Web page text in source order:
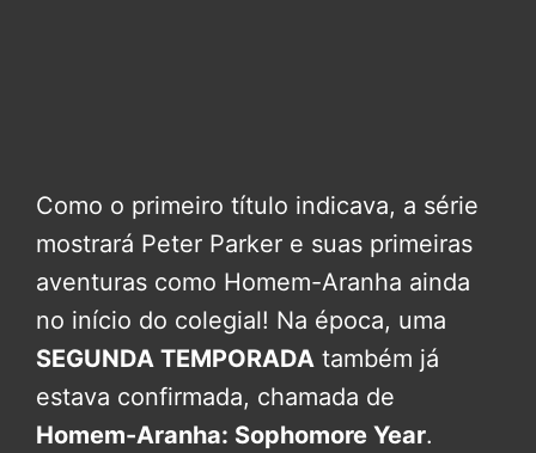
Como o primeiro título indicava, a série
mostrará Peter Parker e suas primeiras
aventuras como Homem-Aranha ainda
no início do colegial! Na época, uma
SEGUNDA TEMPORADA também já
estava confirmada, chamada de
Homem-Aranha: Sophomore Year.